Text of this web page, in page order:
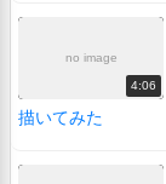
no image
4:06
描いてみた